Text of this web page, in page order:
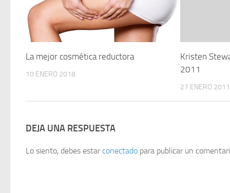
La mejor cosmética reductora
10 ENERO 2018
Kristen
2011
27 ENERO 2011
DEJA UNA RESPUESTA
Lo siento, debes estar conectado para publicar un